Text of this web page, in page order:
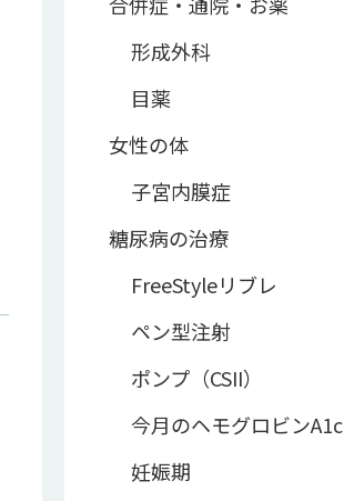
形成外科
目薬
女性の体
子宮内膜症
糖尿病の治療
FreeStyleリブレ
ペン型注射
ポンプ（CSII）
今月のヘモグロビンA1c
妊娠期